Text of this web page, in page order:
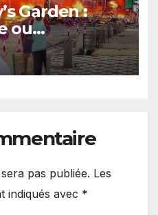
Garden :
ou
Abibatou
Aby Ndour
pas publiée. Les
indiqués avec *